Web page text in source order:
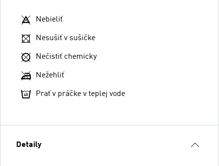
Nebieliť
Nesušiť v sušičke
Nečistiť chemicky
Nežehliť
Prať v práčke v teplej vode
Detaily